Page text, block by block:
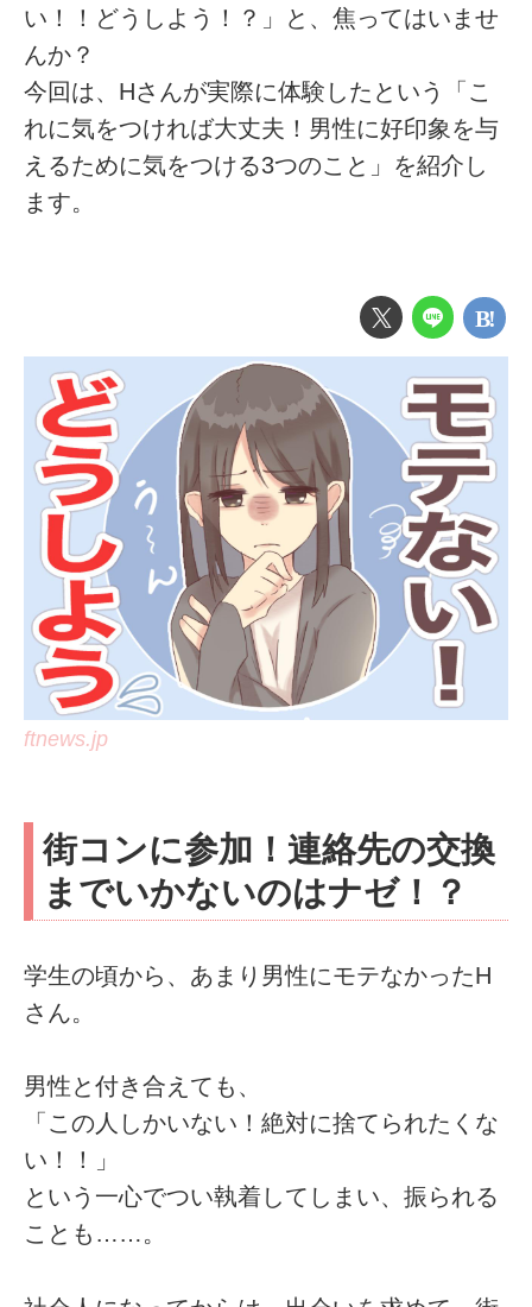
い！！どうしよう！？」と、焦ってはいませ
んか？
今回は、Hさんが実際に体験したという「こ
れに気をつければ大丈夫！男性に好印象を与
えるために気をつける3つのこと」を紹介し
ます。
ftnews.jp
街コンに参加！連絡先の交換
までいかないのはナゼ！？
学生の頃から、あまり男性にモテなかったH
さん。
男性と付き合えても、
「この人しかいない！絶対に捨てられたくな
い！！」
という一心でつい執着してしまい、振られる
ことも……。